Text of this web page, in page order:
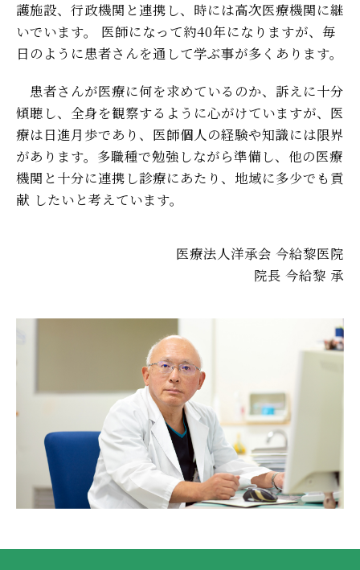
護施設、行政機関と連携し、時には高次医療機関に継
いでいます。 医師になって約40年になりますが、毎
日のように患者さんを通して学ぶ事が多くあります。
患者さんが医療に何を求めているのか、訴えに十分
傾聴し、全身を観察するように心がけていますが、医
療は日進月歩であり、医師個人の経験や知識には限界
があります。多職種で勉強しながら準備し、他の医療
機関と十分に連携し診療にあたり、地域に多少でも貢
献 したいと考えています。
医療法人洋承会 今給黎医院
院長 今給黎 承